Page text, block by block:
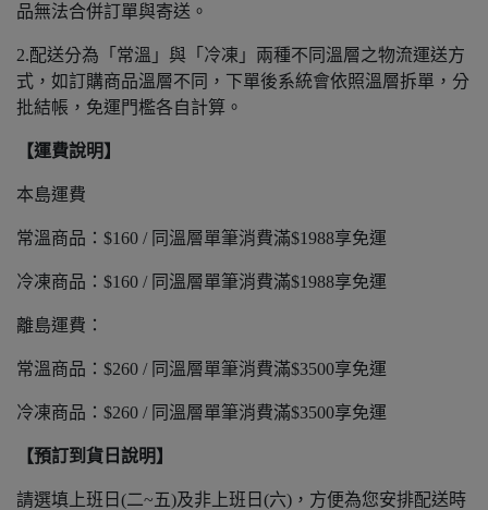
品無法合併訂單與寄送。
2.配送分為「常溫」與「冷凍」兩種不同溫層之物流運送方
式，如訂購商品溫層不同，下單後系統會依照溫層拆單，分
批結帳，免運門檻各自計算。
【運費說明】
本島運費
常溫商品：$160 / 同溫層單筆消費滿$1988享免運
冷凍商品：$160 / 同溫層單筆消費滿$1988享免運
離島運費：
常溫商品：$260 / 同溫層單筆消費滿$3500享免運
冷凍商品：$260 / 同溫層單筆消費滿$3500享免運
【預訂到貨日說明】
請選填上班日(二~五)及非上班日(六)，方便為您安排配送時